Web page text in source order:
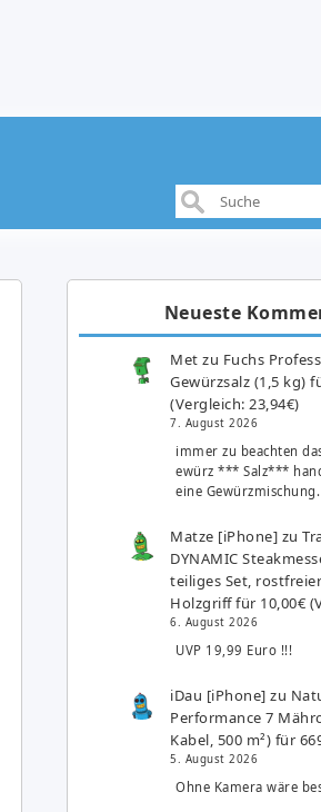
Neueste
Met zu Fuchs
Gewürzsalz (1,5 kg)
(Vergleich: 23,94€)
7. August 2026
immer zu beachten
ewürz *** Salz***
eine
Matze [iPhone] zu
DYNAMIC
teiliges Set,
Holzgriff für 10,00€
6. August 2026
UVP 19,99 Euro !!!
iDau [iPhone] zu
Performance 7
Kabel, 500 m²) für
5. August 2026
Ohne Kamera wäre